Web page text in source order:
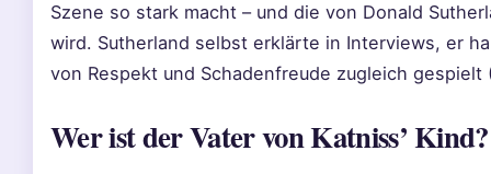
Szene so stark macht – und die von Donald
wird. Sutherland selbst erklärte in Interviews, er
von Respekt und Schadenfreude zugleich gespielt
Wer ist der Vater von Katniss’ Kind?